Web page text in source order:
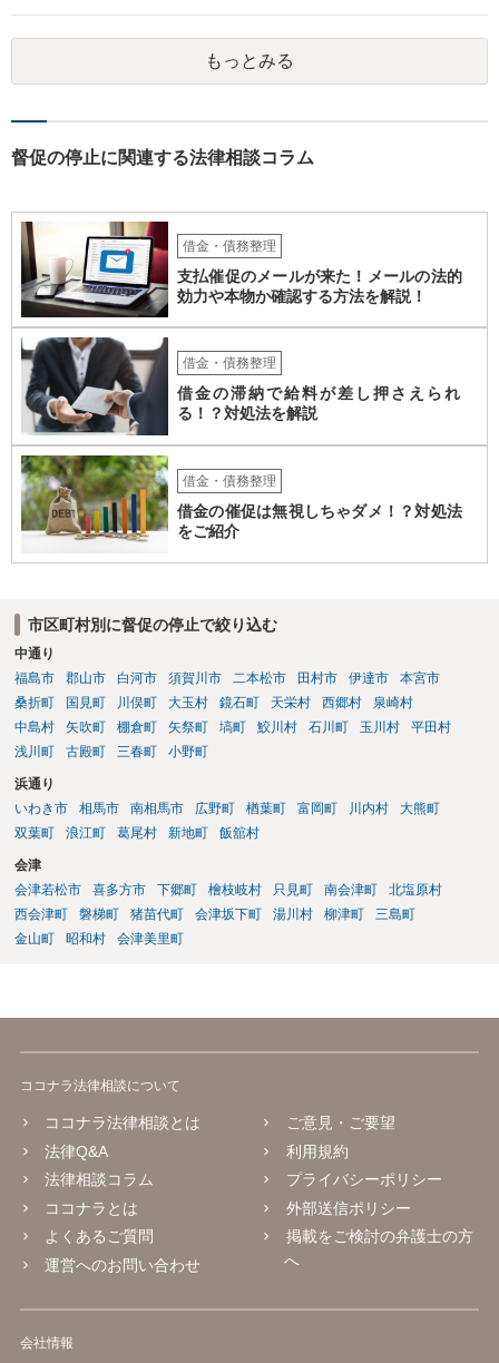
契約書は必ず自署でなければならないというわけでもないので，息子
さんに代筆権限を与えたのかどうかが問題になるかも知れません。
もっとみる
督促の停止に関連する法律相談コラム
借金・債務整理
支払催促のメールが来た！メールの法的
効力や本物か確認する方法を解説！
借金・債務整理
借金の滞納で給料が差し押さえられ
る！？対処法を解説
借金・債務整理
借金の催促は無視しちゃダメ！？対処法
をご紹介
市区町村別に督促の停止で絞り込む
中通り
福島市
郡山市 白河市 須賀川市 二本松市 田村市 伊達市
本宮市
桑折町
国見町 川俣町 大玉村 鏡石町 天栄村 西郷村
泉崎村
中島村
矢吹町 棚倉町 矢祭町 塙町 鮫川村 石川町 玉川村
平田村
浅川町
古殿町 三春町 小野町
浜通り
いわき市
相馬市 南相馬市 広野町 楢葉町 富岡町 川内村
大熊町
双葉町
浪江町 葛尾村 新地町 飯舘村
会津
会津若松市
喜多方市 下郷町 檜枝岐村 只見町 南会津町
北塩原村
西会津町
磐梯町 猪苗代町 会津坂下町 湯川村 柳津町
三島町
金山町
昭和村 会津美里町
ココナラ法律相談について
ココナラ法律相談とは
法律Q&A
法律相談コラム
ココナラとは
よくあるご質問
運営へのお問い合わせ
ご意見・ご要望
利用規約
プライバシーポリシー
外部送信ポリシー
掲載をご検討の弁護士の方
へ
会社情報